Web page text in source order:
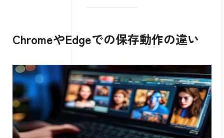
ChromeやEdgeでの保存動作の違い